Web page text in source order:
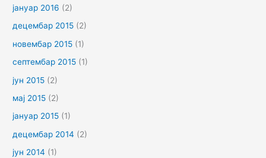
јануар 2016 (2)
децембар 2015 (2)
новембар 2015 (1)
септембар 2015 (1)
јун 2015 (2)
мај 2015 (2)
јануар 2015 (1)
децембар 2014 (2)
јун 2014 (1)